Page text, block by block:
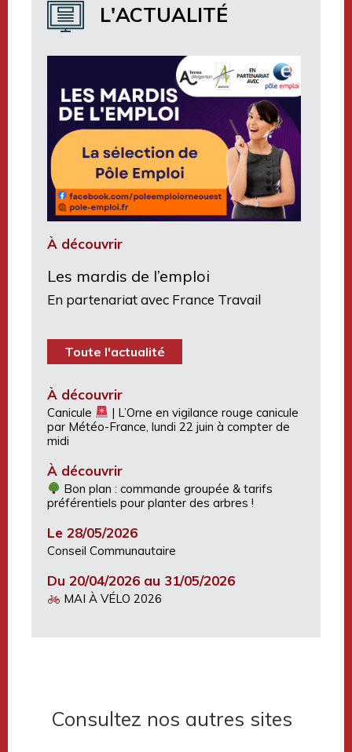
Terres d’Argentan Mobilité
L'ACTUALITÉ
À découvrir
Les mardis de l’emploi
En partenariat avec France Travail
Toute l'actualité
À découvrir
Canicule
| L’Orne en vigilance rouge canicule
par Météo-France, lundi 22 juin à compter de
midi
À découvrir
Bon plan : commande groupée & tarifs
préférentiels pour planter des arbres !
Le 28/05/2026
Conseil Communautaire
Du 20/04/2026 au 31/05/2026
MAI À VÉLO 2026
Consultez nos autres sites